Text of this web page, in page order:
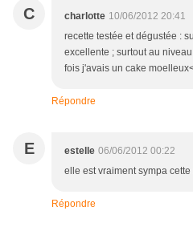
C charlotte 10/06/2012 20:41
recette testée et dégustée :
excellente ; surtout au
fois j'avais un cake
Répondre
E estelle 06/06/2012 00:22
elle est vraiment sympa cette
Répondre